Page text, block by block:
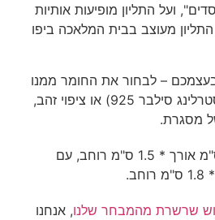
ועל התליון מופיעות אותיות
מעוצב בבית המלאכה ביפו
– לבחור את החומר ממנו
הוא עשוי: כסף טהור (סטרלינג סילבר 925) או ציפוי זהב,
מסגרת.
מידות: בלי מסגרת 3 ס"מ אורך * 1.5 ס"מ רוחב, עם
שרשרת מהמבחר שלנו, אנחנו